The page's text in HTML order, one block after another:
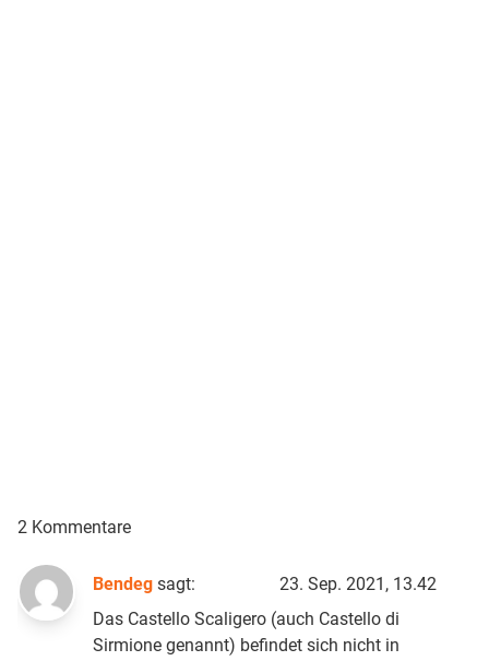
2 Kommentare
Bendeg sagt:
23. Sep. 2021, 13.42
Das Castello Scaligero (auch Castello di
Sirmione genannt) befindet sich nicht in